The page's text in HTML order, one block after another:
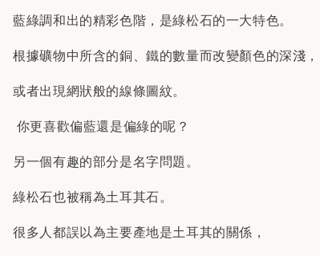
藍綠調和出的精彩色階，是綠松石的一大特色。
根據礦物中所含的銅、鐵的數量而改變顏色的深淺，
或者出現網狀般的線條圖紋。
你更喜歡偏藍還是偏綠的呢？
另一個有趣的部分是名字問題。
綠松石也被稱為土耳其石。
很多人都誤以為主要產地是土耳其的關係，